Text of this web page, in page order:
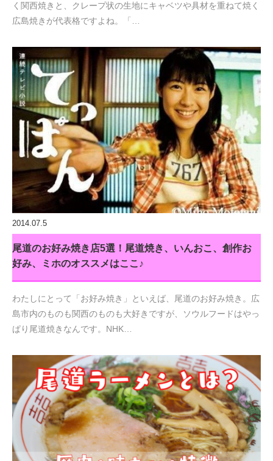
く関西焼きと、クレープ状の生地にキャベツや具材を重ねて焼く
広島焼きが代表格ですよね。「…
2014.07.5
尾道のお好み焼き店5選！尾道焼き、いんおこ、創作お
好み、ミホのオススメはここ♪
わたしにとって「お好み焼き」といえば、尾道のお好み焼き。広
島市内のものも関西のものも大好きですが、ソウルフードはやっ
ぱり尾道焼きなんです。NHK…